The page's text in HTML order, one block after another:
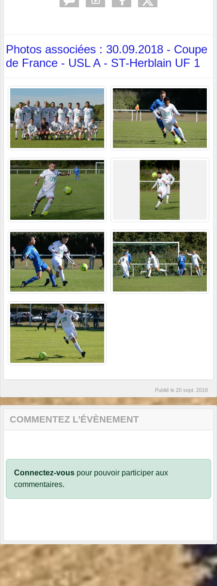
Photos associées : 30.09.2018 - Coupe
de France - USL A - ST-Herblain UF 1
Publié le 20 sept. 2018
COMMENTEZ L’ÉVÈNEMENT
Connectez-vous pour pouvoir participer aux
commentaires.